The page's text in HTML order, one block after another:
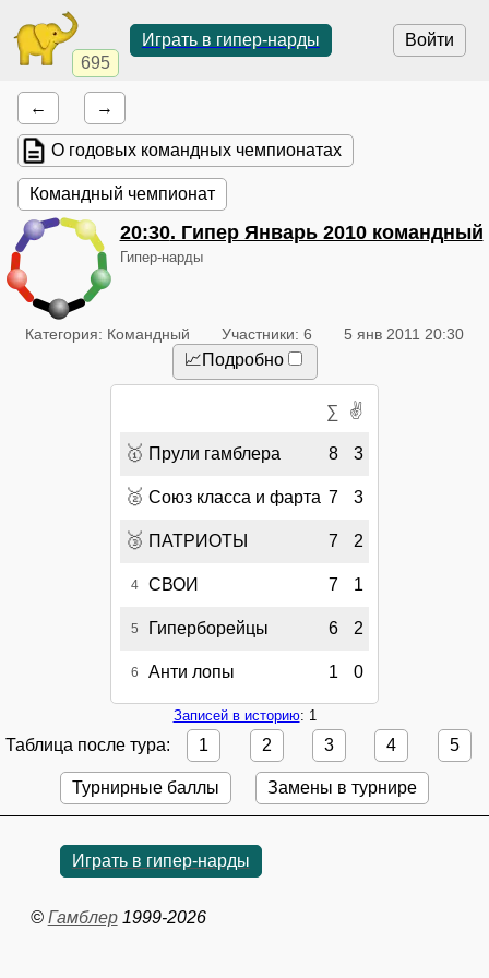
695
Войти
Играть в гипер-нарды
← →
О годовых командных чемпионатах
Командный чемпионат
20:30. Гипер Январь 2010 командный
Гипер-нарды
Категория: Командный Участники: 6 5 янв 2011 20:30
📈Подробно
∑ ✌
🥇 Прули гамблера 8 3
🥈 Союз класса и фарта 7 3
🥉 ПАТРИОТЫ 7 2
4 СВОИ 7 1
5 Гиперборейцы 6 2
6 Анти лопы 1 0
Записей в историю: 1
Таблица после тура: 1 2 3 4 5
Турнирные баллы Замены в турнире
Играть в гипер-нарды
© Гамблер1999-2026